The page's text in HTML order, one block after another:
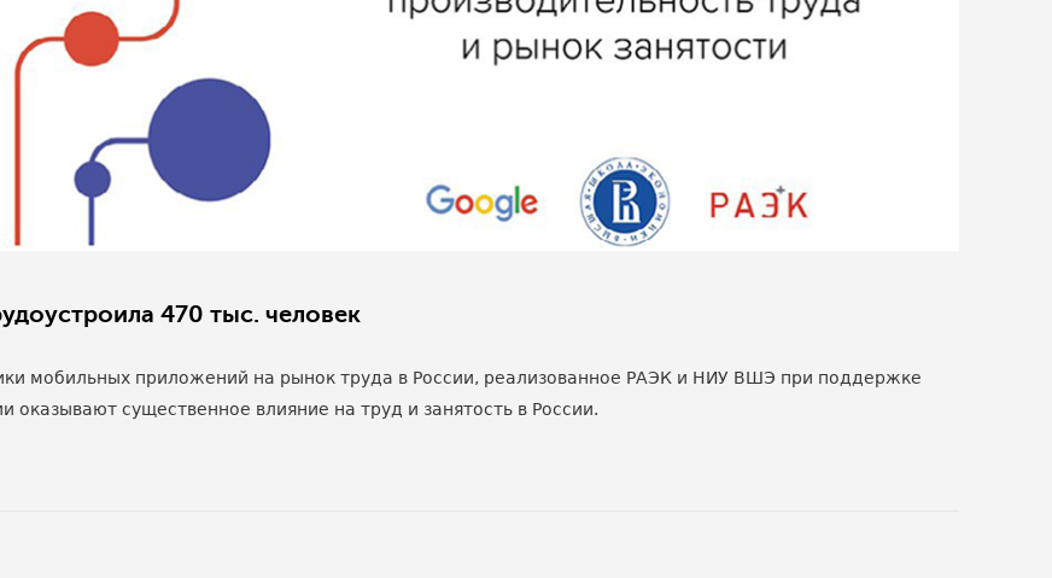
470 тыс. человек
мобильных приложений на рынок труда в России, реализованное РАЭК и НИУ ВШЭ при поддержке
оказывают существенное влияние на труд и занятость в России.